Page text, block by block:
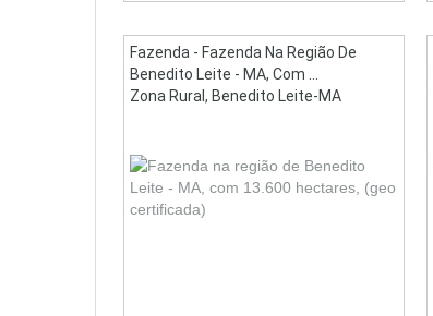
Fazenda - Fazenda Na Região De
Benedito Leite - MA, Com ...
Zona Rural, Benedito Leite-MA